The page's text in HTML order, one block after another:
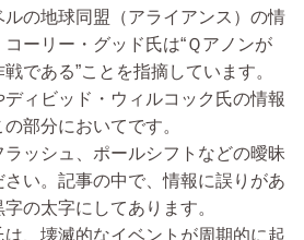
の地球同盟（アライアンス）の情
ーリー・グッド氏は“Ｑアノンが
である”ことを指摘しています。
ィビッド・ウィルコック氏の情報
部分においてです。
ッシュ、ポールシフトなどの曖昧
い。記事の中で、情報に誤りがあ
の太字にしてあります。
、壊滅的なイベントが周期的に起